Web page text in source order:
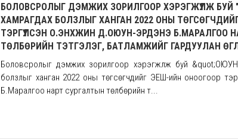
БОЛОВСРОЛЫГ ДЭМЖИХ ЗОРИЛГООР ХЭРЭГЖҮҮЛЖ
ХАМРАГДАХ БОЛЗЛЫГ ХАНГАН 2022 ОНЫ
ТЭРГҮҮЛСЭН О.ЭНХЖИН Д.ОЮУН-ЭРДЭНЭ Б.МАРАЛГОО
ТӨЛБӨРИЙН ТЭТГЭЛЭГ, БАТЛАМЖИЙГ ГАРДУУЛАН
Боловсролыг дэмжих зорилгоор хэрэгжүүлж буй
болзлыг ханган 2022 оны төгсөгчдийг ЭЕШ-ийн оноогоор
Б.Маралгоо нарт сургалтын төлбөрийн т...